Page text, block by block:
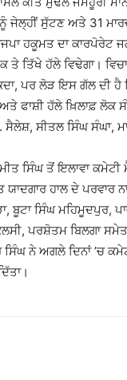
ਜੇਲ੍ਹੀਂ ਸੁੱਟਣ ਅਤੇ 31
ਹਕੂਮਤ ਦਾ ਕਾਰਪੋਰੇਟ
ਤੇ ਤਿੱਖੇ ਹੱਲੇ ਵਿਢੇਗਾ।
ਪਰ ਲੋੜ ਇਸ ਗੱਲ ਦੀ
ਫਾਸ਼ੀ ਹੱਲੇ ਖ਼ਿਲਾਫ਼
ਸੈਲੇਸ਼, ਸੀਤਲ ਸਿੰਘ ਸੰਘਾ,
ਸਿੰਘ ਤੋਂ ਇਲਾਵਾ ਕਮੇਟੀ
ਹਾਲ ਦੇ ਪਰਵਾਰ
ਬੂਟਾ ਸਿੰਘ ਮਹਿਮੂਦਪੁਰ,
ਪਰਸ਼ੋਤਮ ਬਿਲਗਾ
ਨੇ ਅਗਲੇ ਦਿਨਾਂ ’ਚ